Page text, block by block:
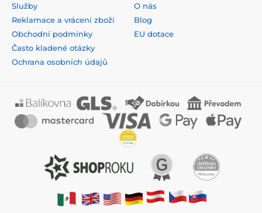
Služby
Reklamace a vrácení zboží
Obchodní podmínky
Často kladené otázky
Ochrana osobních údajů
O nás
Blog
EU dotace